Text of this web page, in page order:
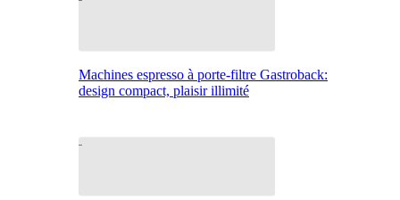
Machines espresso à porte-filtre Gastroback:
design compact, plaisir illimité